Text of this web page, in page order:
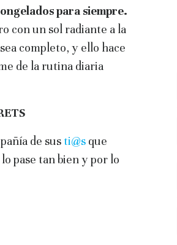
para siempre.
con un sol radiante a la
completo, y ello hace
de la rutina diaria
de susti@s que
pase tan bien y por lo